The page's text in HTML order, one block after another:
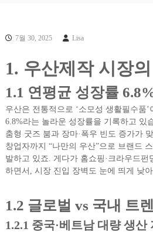
7월 30, 2025 Lisa
1. 우산제작 시장
1.1 연평균 성장률
우산은 전통적으로 ‘소모성 생활필수품
6.8%라는 놀라운 성장률을 기록하고 있
춤형 굿즈 붐과 장마·폭우 빈도 증가가
창업자까지 “나만의 우산”으로 브랜드
발하고 있죠. 게다가 홈쇼핑·크라우드펀
하면서, 시장 진입 장벽도 눈에 띄게 낮
1.2 글로벌 vs 국내 트
1.2.1 중국·베트남 대량 생산